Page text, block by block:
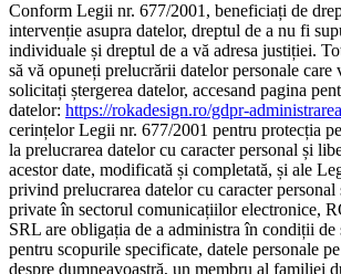
Conform Legii nr. 677/2001, beneficiați de
intervenție asupra datelor, dreptul de a nu fi
individuale și dreptul de a vă adresa justiției.
să vă opuneți prelucrării datelor personale care
solicitați ștergerea datelor, accesand pagina
datelor: https://rokadesign.ro/gdpr-
cerințelor Legii nr. 677/2001 pentru protecția
la prelucrarea datelor cu caracter personal și
acestor date, modificată și completată, și ale
privind prelucrarea datelor cu caracter
private în sectorul comunicațiilor electronice,
SRL are obligația de a administra în condiții de
pentru scopurile specificate, datele personale
despre dumneavoastră, un membru al familiei